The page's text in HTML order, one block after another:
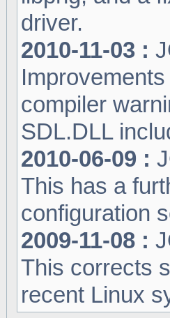
driver.
2010-11-03 :
compiler
SDL.DLL
2010-06-09 :
This has a
configuration
2009-11-08 :
This corrects
recent Linux